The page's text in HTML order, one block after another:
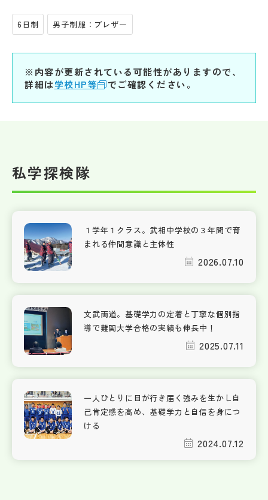
6日制 男子制服：ブレザー
※内容が更新されている可能性がありますので、
詳細は学校HP等 でご確認ください。
私学探検隊
１学年１クラス。武相中学校の３年間で育
まれる仲間意識と主体性
2026.07.10
文武両道。基礎学力の定着と丁寧な個別指
導で難関大学合格の実績も伸長中！
2025.07.11
一人ひとりに目が行き届く強みを生かし自
己肯定感を高め、基礎学力と自信を身につ
ける
2024.07.12